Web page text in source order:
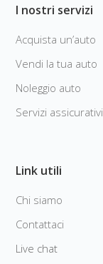
I nostri servizi
Acquista un’auto
Vendi la tua auto
Noleggio auto
Servizi assicurativi
Link utili
Chi siamo
Contattaci
Live chat